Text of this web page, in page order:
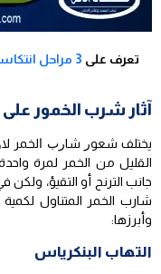
تعرف على
3 مراحل
آثار شرب الخمور
يختلف ﺷﻌﻮﺭ ﺷﺎﺭﺏ ﺍﻟﺨﻤﺮ
القليل من الخمر لمرة
جانب الترنح أو التقيؤ،
شارب الخمر المتناول لكمية
وأبرزها:
التهاب البنكرياس